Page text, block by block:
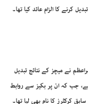
کرنے کا الزام عائد کیا تھا۔
نے میچز کے نتائج تبدیل
جب کہ ان پر بکیز سے روابط
کرکٹرز کا نام بھی لیا تھا۔